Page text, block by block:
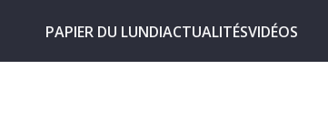
PAPIER DU LUNDIACTUALITÉSVIDÉOS